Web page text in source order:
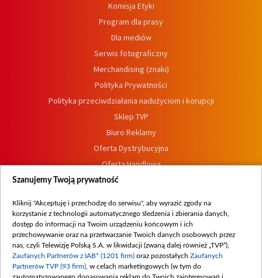
Komisja Etyki
Program dla prasy
Dla mediów
Serwis fotograficzny
Merchandising (znaki)
Polityka Prywatności
Polityka przeciwdziałania nadużyciom i korupcji
Sklep TVP
Biuro Reklamy
Oferta Dystrybucyjna
Oferta Handlowa
Dostępność
Procedura zgłoszeń wewnętrznych
Szanujemy Twoją prywatność
Kliknij "Akceptuję i przechodzę do serwisu", aby wyrazić zgody na
korzystanie z technologii automatycznego śledzenia i zbierania danych,
dostęp do informacji na Twoim urządzeniu końcowym i ich
przechowywanie oraz na przetwarzanie Twoich danych osobowych przez
nas, czyli Telewizję Polską S.A. w likwidacji (zwaną dalej również „TVP”),
Zaufanych Partnerów z IAB* (1201 firm) oraz pozostałych Zaufanych
Partnerów TVP (93 firm) , w celach marketingowych (w tym do